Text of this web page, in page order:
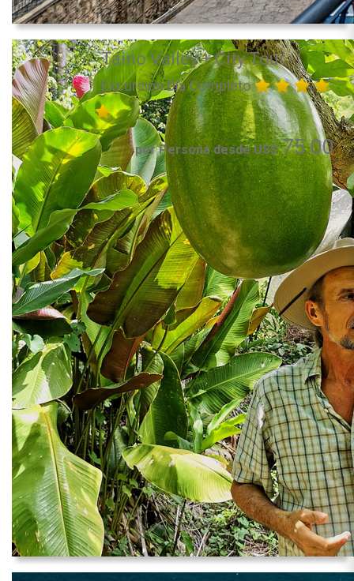
Taino Valley + City Tour
Excursión Día Completo
por Persona desde US$75.00